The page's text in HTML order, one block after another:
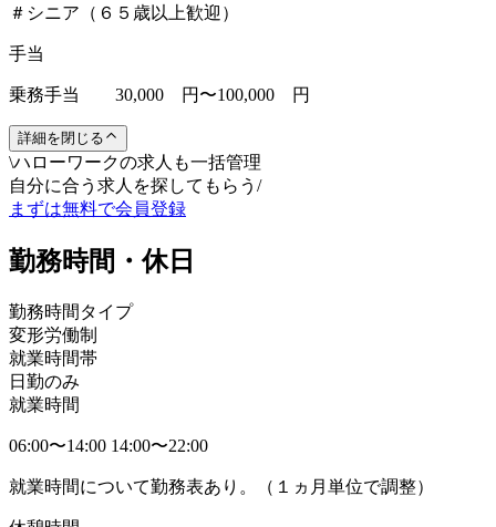
＃シニア（６５歳以上歓迎）
手当
乗務手当 30,000 円〜100,000 円
詳細を閉じる
\ハローワークの求人も一括管理
自分に合う求人を探してもらう /
まずは無料で会員登録
勤務時間・休日
勤務時間タイプ
変形労働制
就業時間帯
日勤のみ
就業時間
06:00〜14:00 14:00〜22:00
就業時間について勤務表あり。（１ヵ月単位で調整）